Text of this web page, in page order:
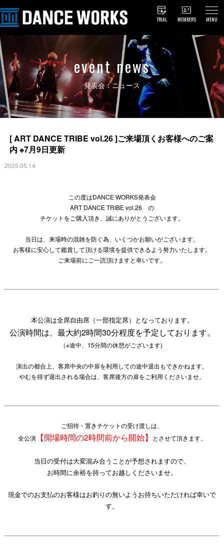
TRIAL MEMBERS MENU
event news
発表会：ニュース
[ ART DANCE TRIBE vol.26 ]ご来場頂くお客様へのご案
内 ※7月9日更新
2025.05.14
この度はDANCE WORKS発表会
ART DANCE TRIBE vol.26 の
チケットをご購入頂き、誠にありがとうございます。
当日は、来場時の混雑を防ぐ為、いくつかお願いがございます。
お客様に安心して鑑賞して頂ける環境を提供できるよう努力いたします。
ご来場前にご一読頂けますと幸いです。
本公演は全席自由席（一部指定席） となっております。
公演時間は、最大約2時間30分程度を予定しております。
（※途中、15分間の休憩がございます)
演出の都合上、客席中央の中扉を利用しての途中退出もできかねます。
やむを得ず退出される場合は、客席後方の扉をご利用くださいませ。
ご招待・置きチケットの受け渡しは、
全公演【開場時間の2時間前から開始】 とさせて頂きます。
当日の受付は大変混み合うことが予想されますので、
お時間に余裕を持ってお越しくださいませ。
現金でのお支払のお客様はお釣りの無いようお持ちいただければ幸いで
す。